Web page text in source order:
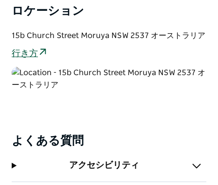
います。ホビット庄を旅するときは、独特の屋外の署名
ロケーション
15b Church Street Moruya NSW 2537 オーストラリア
行き方
よくある質問
アクセシビリティ